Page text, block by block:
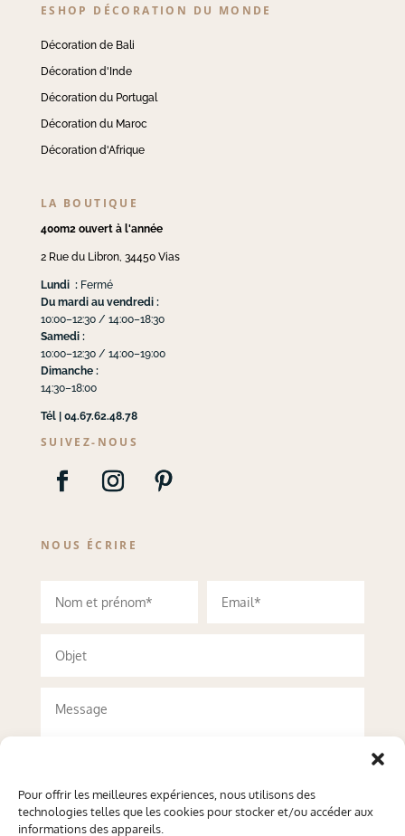
Pour offrir les meilleures expériences, nous utilisons des
technologies telles que les cookies pour stocker et/ou accéder aux
informations des appareils.
ESHOP DÉCORATION DU MONDE
Décoration de Bali
Décoration d'Inde
Décoration du Portugal
Décoration du Maroc
Décoration d'Afrique
LA BOUTIQUE
400m2 ouvert à l'année
2 Rue du Libron, 34450 Vias
Lundi :Fermé
Du mardi au vendredi :
10:00–12:30 / 14:00–18:30
Samedi :
10:00–12:30 / 14:00–19:00
Dimanche :
14:30–18:00
Tél | 04.67.62.48.78
SUIVEZ-NOUS
NOUS ÉCRIRE